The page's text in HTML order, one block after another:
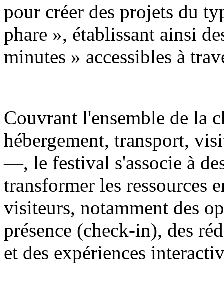
pour créer des projets du
phare », établissant ainsi
minutes » accessibles à
Couvrant l'ensemble de la
hébergement, transport,
—, le festival s'associe à
transformer les ressources
visiteurs, notamment des
présence (check-in), des
et des expériences